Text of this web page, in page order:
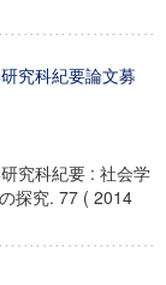
究科紀要論文募
究科紀要 : 社会学
探究. 77 ( 2014